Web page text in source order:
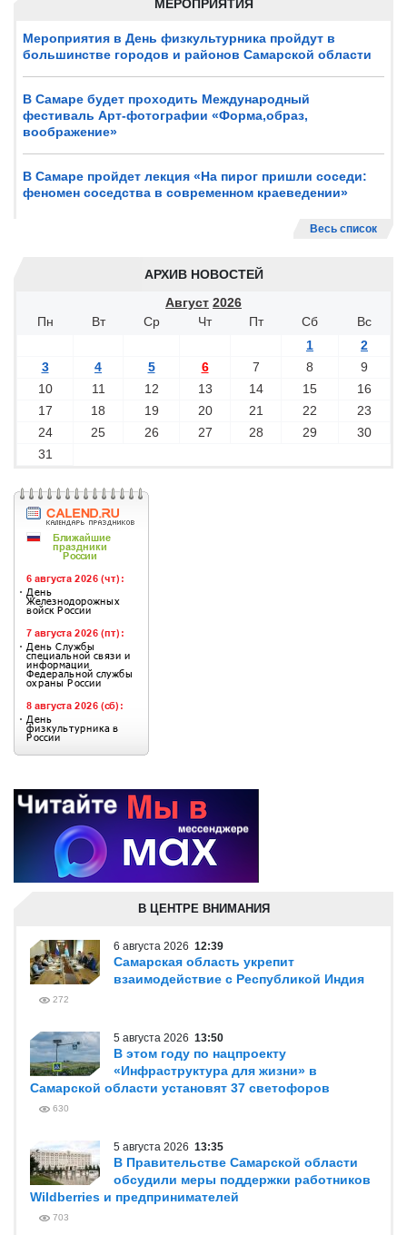
МЕРОПРИЯТИЯ
Мероприятия в День физкультурника пройдут в
большинстве городов и районов Самарской области
В Самаре будет проходить Международный
фестиваль Арт-фотографии «Форма,образ,
воображение»
В Самаре пройдет лекция «На пирог пришли соседи:
феномен соседства в современном краеведении»
Весь список
АРХИВ НОВОСТЕЙ
Август 2026
Пн
Вт Ср Чт Пт Сб
Вс
1
2
3
4 5 6 7 8
9
10
11 12 13 14 15
16
17
18 19 20 21 22
23
24
25 26 27 28 29
30
31
В ЦЕНТРЕ ВНИМАНИЯ
6 августа 2026 12:39
Самарская область укрепит
взаимодействие с Республикой Индия
272
5 августа 2026 13:50
В этом году по нацпроекту
«Инфраструктура для жизни» в
Самарской области установят 37 светофоров
630
5 августа 2026 13:35
В Правительстве Самарской области
обсудили меры поддержки работников
Wildberries и предпринимателей
703